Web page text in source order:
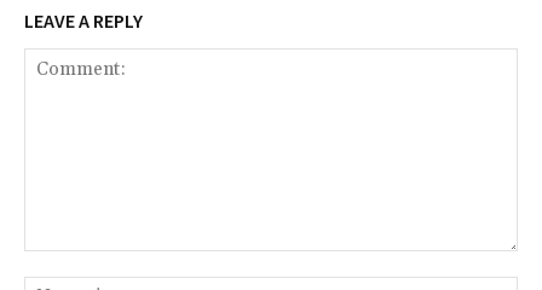
LEAVE A REPLY